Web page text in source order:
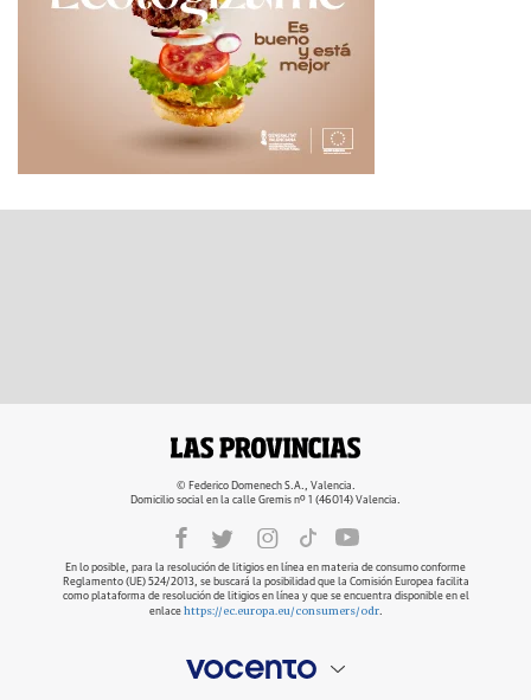
© Federico Domenech S.A., Valencia.
Domicilio social en la calle Gremis nº 1 (46014) Valencia.
En lo posible, para la resolución de litigios en línea en materia de consumo conforme
Reglamento (UE) 524/2013, se buscará la posibilidad que la Comisión Europea facilita
como plataforma de resolución de litigios en línea y que se encuentra disponible en el
enlace https://ec.europa.eu/consumers/odr.